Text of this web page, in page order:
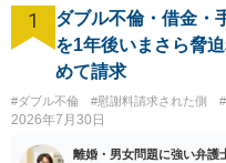
1
ダブル不倫・借金・
を1年後いまさら脅
めて請求
#ダブル不倫 #慰謝料請求された側
2026年7月30日
離婚・男女問題に強い弁護